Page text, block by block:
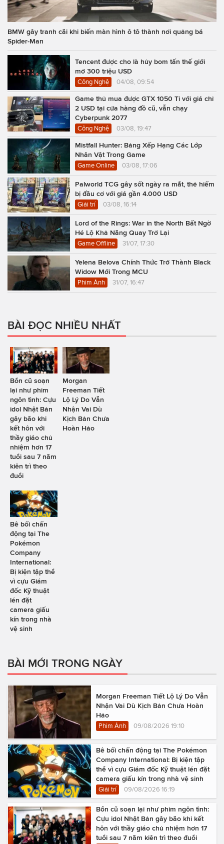
BMW gây tranh cãi khi biến màn hình ô tô thành nơi quảng bá
Spider-Man
Tencent được cho là hủy bom tấn thế giới
mở 300 triệu USD
Công Nghệ 04/08, 09:54
Game thủ mua được GTX 1050 Ti với giá chỉ
2 USD tại cửa hàng đồ cũ, vẫn chạy
Cyberpunk 2077
Công Nghệ 03/08, 19:47
Mistfall Hunter: Bảng Xếp Hạng Các Lớp
Nhân Vật Trong Game
Game Online 03/08, 17:06
Palworld TCG gây sốt ngày ra mắt, thẻ hiếm
bị đầu cơ với giá gần 4.000 USD
Giải trí 03/08, 16:14
Lord of the Rings: War in the North Bất Ngờ
Hé Lộ Khả Năng Quay Trở Lại
Game Offline 31/07, 17:30
Yelena Belova Chính Thức Trở Thành Black
Widow Mới Trong MCU
Phim Ảnh 31/07, 16:47
BÀI ĐỌC NHIỀU NHẤT
Bổn cũ soạn
lại như phim
ngôn tình: Cựu
idol Nhật Bản
gây bão khi
kết hôn với
thầy giáo chủ
nhiệm hơn 17
tuổi sau 7 năm
kiên trì theo
đuổi
Morgan
Freeman Tiết
Lộ Lý Do Vẫn
Nhận Vai Dù
Kịch Bản Chưa
Hoàn Hảo
Bê bối chấn
động tại The
Pokémon
Company
International:
Bị kiện tập thể
vì cựu Giám
đốc Kỹ thuật
lén đặt
camera giấu
kín trong nhà
vệ sinh
BÀI MỚI TRONG NGÀY
Morgan Freeman Tiết Lộ Lý Do Vẫn
Nhận Vai Dù Kịch Bản Chưa Hoàn
Hảo
Phim Ảnh 09/08/2026 19:10
Bê bối chấn động tại The Pokémon
Company International: Bị kiện tập
thể vì cựu Giám đốc Kỹ thuật lén đặt
camera giấu kín trong nhà vệ sinh
Giải trí 09/08/2026 16:19
Bổn cũ soạn lại như phim ngôn tình:
Cựu idol Nhật Bản gây bão khi kết
hôn với thầy giáo chủ nhiệm hơn 17
tuổi sau 7 năm kiên trì theo đuổi